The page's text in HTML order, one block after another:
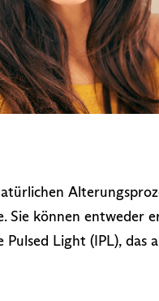
können entweder
Light (IPL), das